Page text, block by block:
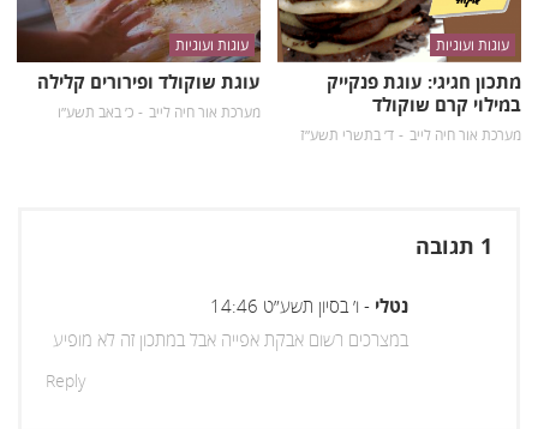
עוגות ועוגיות
מתכון חגיגי: עוגת פנקייק
במילוי קרם שוקולד
מערכת אור חיה לייב ד׳ בתשרי תשע״ז
עוגות ועוגיות
עוגת שוקולד ופירורים קלילה
מערכת אור חיה לייב כ׳ באב תשע״ו
1 תגובה
נטלי - ו׳ בסיון תשע״ט 14:46
במצרכים רשום אבקת אפייה אבל במתכון זה לא מופיע
Reply